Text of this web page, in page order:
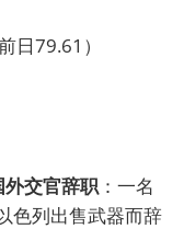
日79.61）
外交官辞职 ：一名
色列出售武器而辞